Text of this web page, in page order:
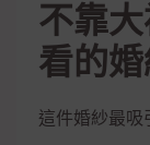
不靠
看的
這件婚紗最吸